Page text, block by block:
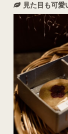
見た目も可愛